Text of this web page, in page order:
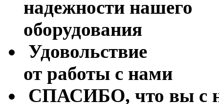
надежности нашего
оборудования
Удовольствие
от работы с нами
СПАСИБО, что вы с